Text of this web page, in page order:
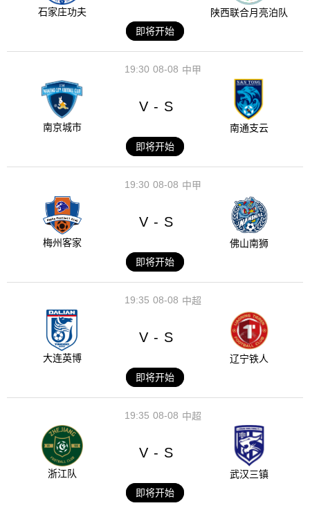
石家庄功夫
陕西联合月亮泊队
即将开始
08-08
19:30 中甲
南京城市
V - S
南通支云
即将开始
08-08
19:30 中甲
梅州客家
V - S
佛山南狮
即将开始
08-08
19:35 中超
大连英博
V - S
辽宁铁人
即将开始
08-08
19:35 中超
浙江队
V - S
武汉三镇
即将开始